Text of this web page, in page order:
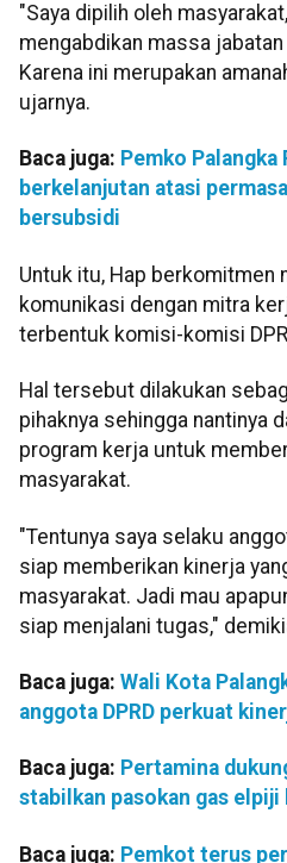
"Saya dipilih oleh
mengabdikan massa
Karena ini merupakan
ujarnya.
Baca juga: Pemko Palangka
berkelanjutan atasi
bersubsidi
Untuk itu, Hap berkomitmen
komunikasi dengan mitra
terbentuk komisi-komisi
Hal tersebut dilakukan
pihaknya sehingga nantinya
program kerja untuk
masyarakat.
"Tentunya saya selaku
siap memberikan kinerja
masyarakat. Jadi mau
siap menjalani tugas,"
Baca juga: Wali Kota
anggota DPRD perkuat
Baca juga: Pertamina
stabilkan pasokan gas elpiji
Baca juga: Pemkot terus